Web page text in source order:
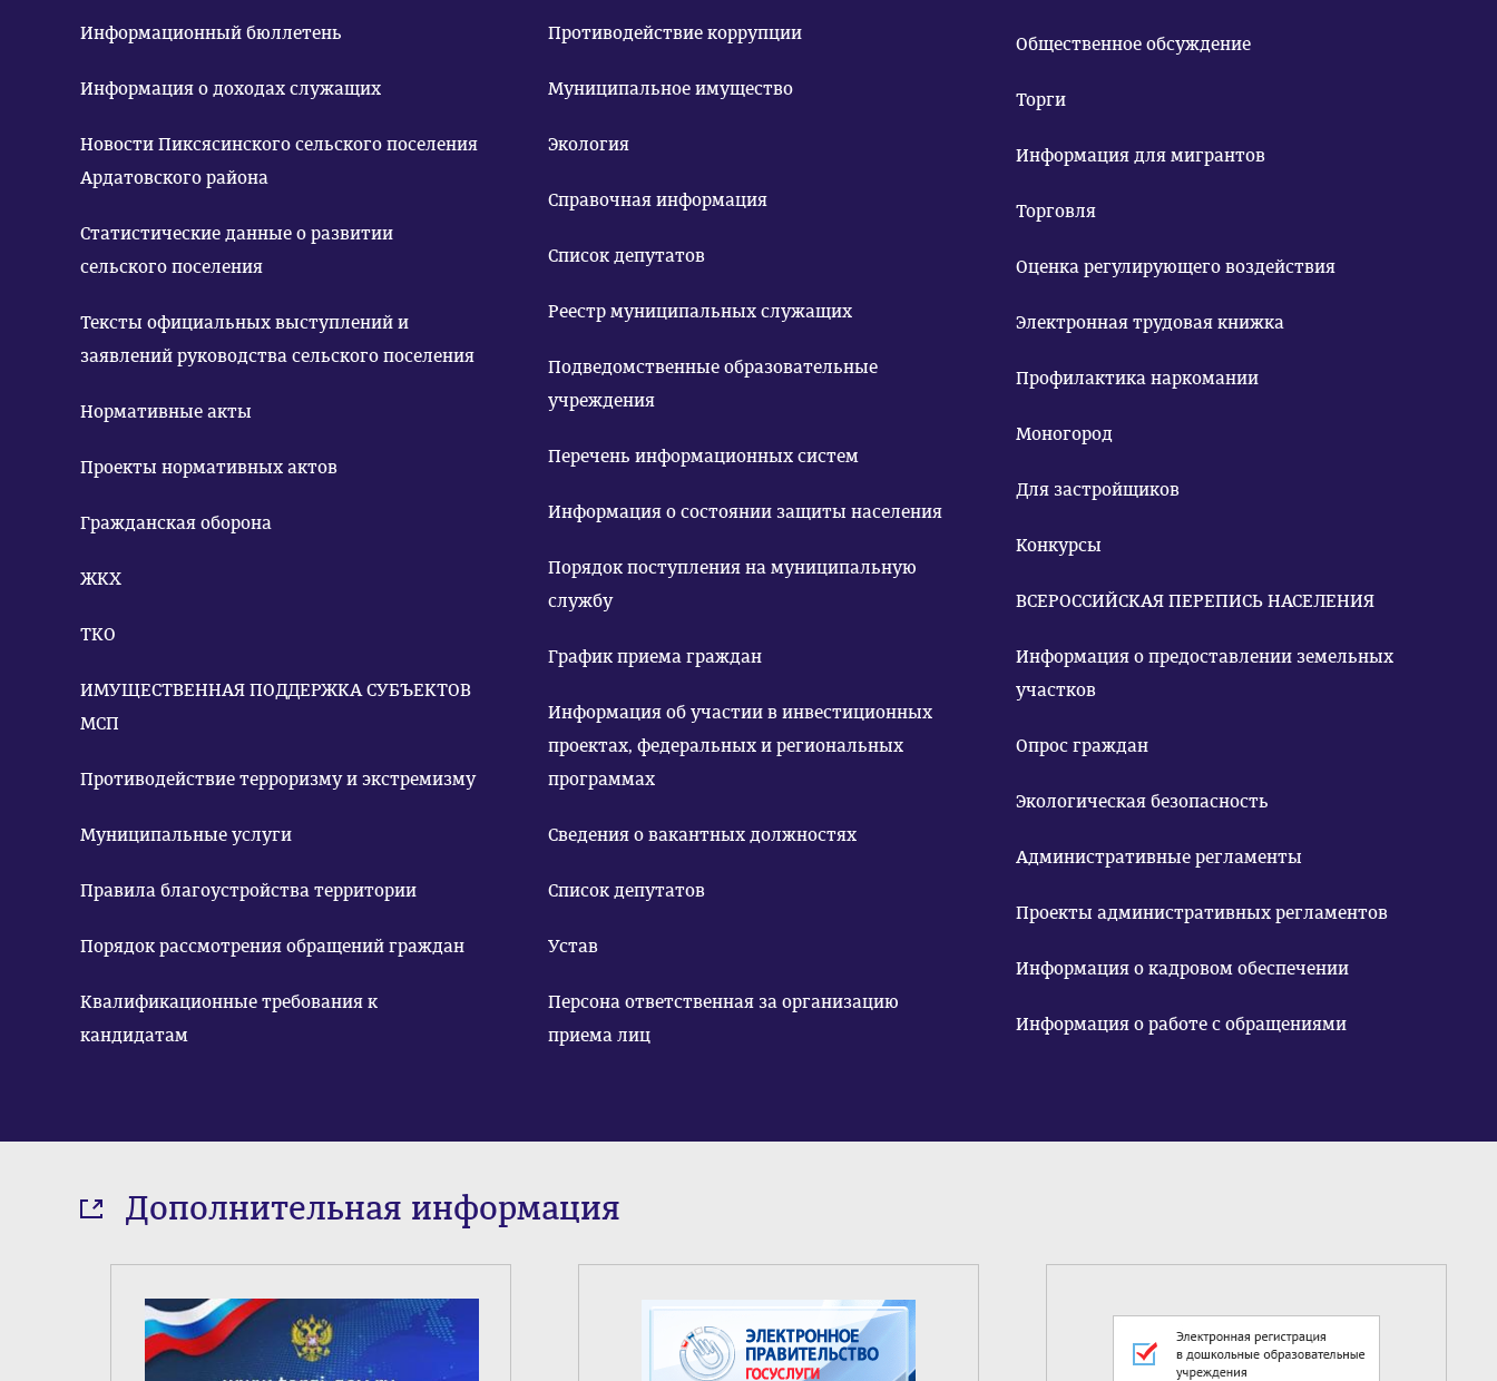
Информационный бюллетень
Информация о доходах служащих
Новости Пиксясинского сельского поселения
Ардатовского района
Статистические данные о развитии
сельского поселения
Тексты официальных выступлений и
заявлений руководства сельского поселения
Нормативные акты
Проекты нормативных актов
Гражданская оборона
ЖКХ
ТКО
ИМУЩЕСТВЕННАЯ ПОДДЕРЖКА СУБЪЕКТОВ
МСП
Противодействие терроризму и экстремизму
Муниципальные услуги
Правила благоустройства территории
Порядок рассмотрения обращений граждан
Квалификационные требования к
кандидатам
Противодействие коррупции
Муниципальное имущество
Экология
Справочная информация
Список депутатов
Реестр муниципальных служащих
Подведомственные образовательные
учреждения
Перечень информационных систем
Информация о состоянии защиты населения
Порядок поступления на муниципальную
службу
График приема граждан
Информация об участии в инвестиционных
проектах, федеральных и региональных
программах
Сведения о вакантных должностях
Список депутатов
Устав
Персона ответственная за организацию
приема лиц
Общественное обсуждение
Торги
Информация для мигрантов
Торговля
Оценка регулирующего воздействия
Электронная трудовая книжка
Профилактика наркомании
Моногород
Для застройщиков
Конкурсы
ВСЕРОССИЙСКАЯ ПЕРЕПИСЬ НАСЕЛЕНИЯ
Информация о предоставлении земельных
участков
Опрос граждан
Экологическая безопасность
Административные регламенты
Проекты административных регламентов
Информация о кадровом обеспечении
Информация о работе с обращениями
Дополнительная информация